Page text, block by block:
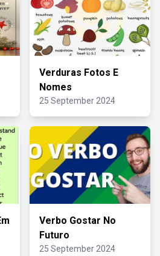
Verduras Fotos E
Nomes
25 September 2024
Verbo Gostar No
Futuro
25 September 2024